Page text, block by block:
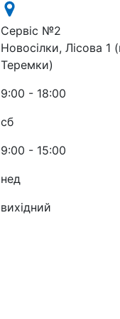
Сервіс №2
Новосілки, Лісова 1
Теремки)
9:00 - 18:00
сб
9:00 - 15:00
нед
вихідний